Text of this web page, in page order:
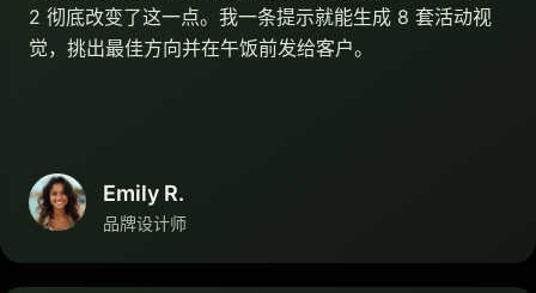
2 彻底改变了这一点。我一条提示就能生成 8 套活动视
觉，挑出最佳方向并在午饭前发给客户。
Emily R.
品牌设计师